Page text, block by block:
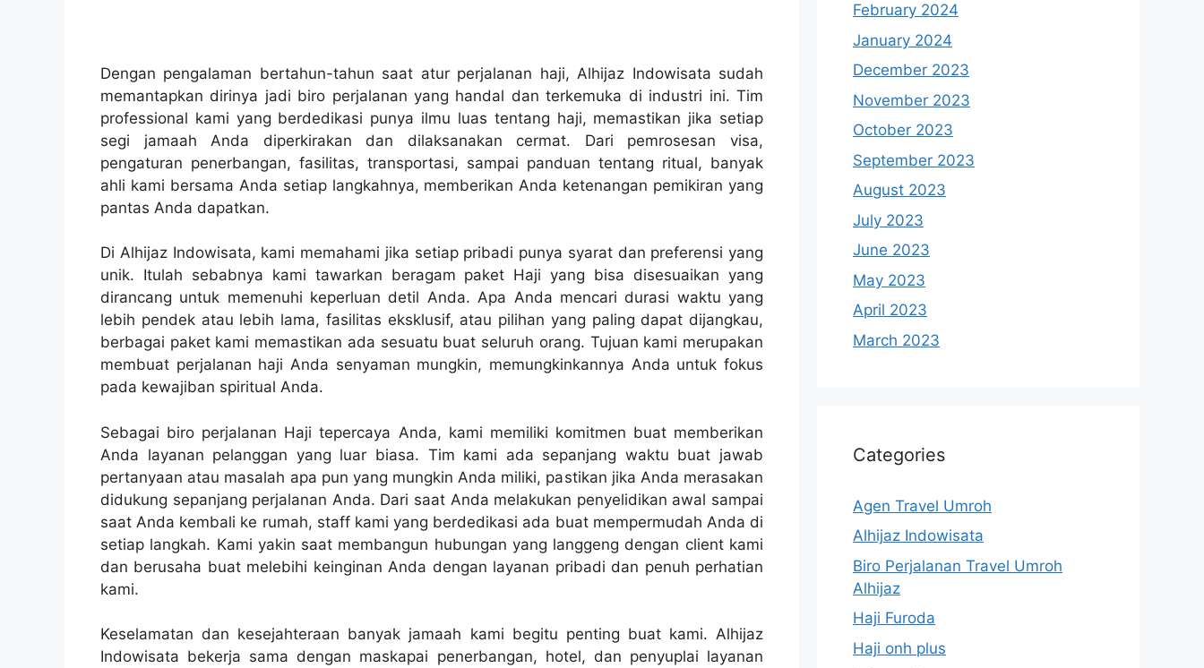
Dengan pengalaman bertahun-tahun saat atur perjalanan haji, Alhijaz Indowisata sudah
memantapkan dirinya jadi biro perjalanan yang handal dan terkemuka di industri ini. Tim
professional kami yang berdedikasi punya ilmu luas tentang haji, memastikan jika setiap
segi jamaah Anda diperkirakan dan dilaksanakan cermat. Dari pemrosesan visa,
pengaturan penerbangan, fasilitas, transportasi, sampai panduan tentang ritual, banyak
ahli kami bersama Anda setiap langkahnya, memberikan Anda ketenangan pemikiran yang
pantas Anda dapatkan.
Di Alhijaz Indowisata, kami memahami jika setiap pribadi punya syarat dan preferensi yang
unik. Itulah sebabnya kami tawarkan beragam paket Haji yang bisa disesuaikan yang
dirancang untuk memenuhi keperluan detil Anda. Apa Anda mencari durasi waktu yang
lebih pendek atau lebih lama, fasilitas eksklusif, atau pilihan yang paling dapat dijangkau,
berbagai paket kami memastikan ada sesuatu buat seluruh orang. Tujuan kami merupakan
membuat perjalanan haji Anda senyaman mungkin, memungkinkannya Anda untuk fokus
pada kewajiban spiritual Anda.
Sebagai biro perjalanan Haji tepercaya Anda, kami memiliki komitmen buat memberikan
Anda layanan pelanggan yang luar biasa. Tim kami ada sepanjang waktu buat jawab
pertanyaan atau masalah apa pun yang mungkin Anda miliki, pastikan jika Anda merasakan
didukung sepanjang perjalanan Anda. Dari saat Anda melakukan penyelidikan awal sampai
saat Anda kembali ke rumah, staff kami yang berdedikasi ada buat mempermudah Anda di
setiap langkah. Kami yakin saat membangun hubungan yang langgeng dengan client kami
dan berusaha buat melebihi keinginan Anda dengan layanan pribadi dan penuh perhatian
kami.
Keselamatan dan kesejahteraan banyak jamaah kami begitu penting buat kami. Alhijaz
Indowisata bekerja sama dengan maskapai penerbangan, hotel, dan penyuplai layanan
February 2024
January 2024
December 2023
November 2023
October 2023
September 2023
August 2023
July 2023
June 2023
May 2023
April 2023
March 2023
Categories
Agen Travel Umroh
Alhijaz Indowisata
Biro Perjalanan Travel Umroh
Alhijaz
Haji Furoda
Haji onh plus